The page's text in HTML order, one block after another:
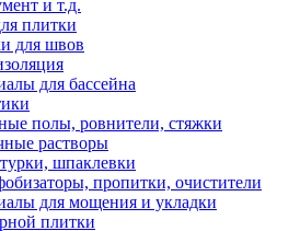
и т.д.
плитки
для швов
для бассейна
полы, ровнители, стяжки
растворы
шпаклевки
пропитки, очистители
для мощения и укладки
плитки